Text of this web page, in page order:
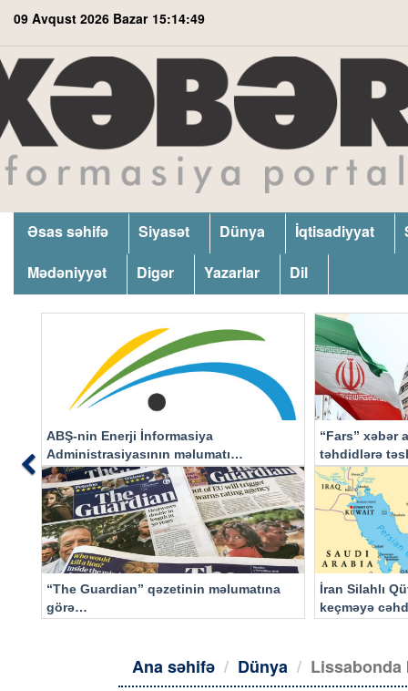
09 Avqust 2026 Bazar 15:14:50
Əsas səhifə Siyasət Dünya İqtisadiyyat
Mədəniyyət
Digər Yazarlar Dil
ABŞ-nin Enerji İnformasiya
Administrasiyasının məlumatı
əsasında…
“Fars” xəbər
təhdidlərə
“The Guardian” qəzetinin məlumatına
görə…
İran Silahlı
keçməyə
Previous
Ana səhifə Dünya